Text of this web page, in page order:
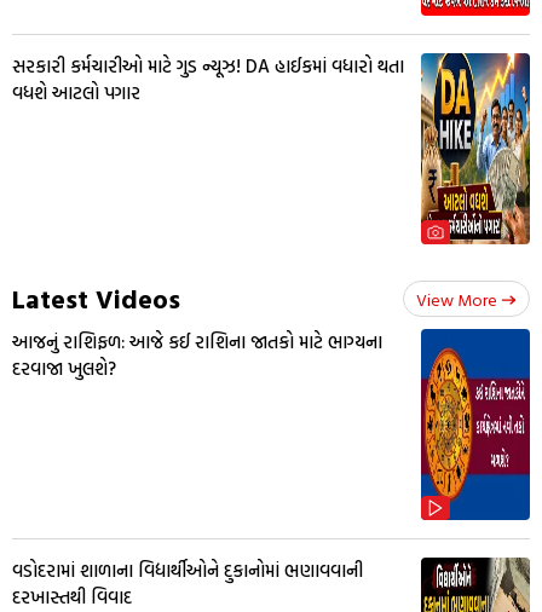
સરકારી કર્મચારીઓ માટે ગુડ ન્યૂઝ! DA હાઈકમાં વધારો થતા
વધશે આટલો પગાર
Latest Videos View More
આજનું રાશિફળ: આજે કઈ રાશિના જાતકો માટે ભાગ્યના
દરવાજા ખુલશે?
વડોદરામાં શાળાના વિદ્યાર્થીઓને દુકાનોમાં ભણાવવાની
દરખાસ્તથી વિવાદ